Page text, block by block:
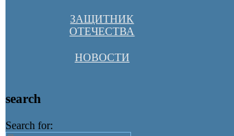
ЗАЩИТНИК
ОТЕЧЕСТВА
НОВОСТИ
search
Search for: